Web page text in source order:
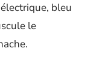
bleu
le